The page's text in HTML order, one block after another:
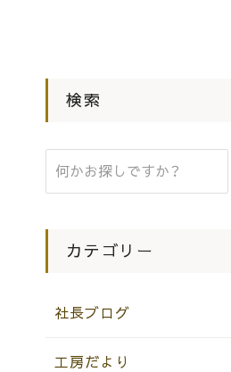
検索
カテゴリー
社長ブログ
工房だより